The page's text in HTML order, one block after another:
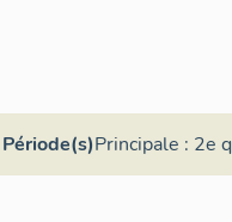
Période(s)Principale : 2e